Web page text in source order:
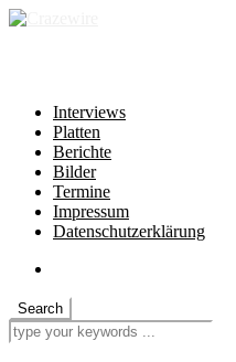
Interviews
Platten
Berichte
Bilder
Termine
Impressum
Datenschutzerklärung